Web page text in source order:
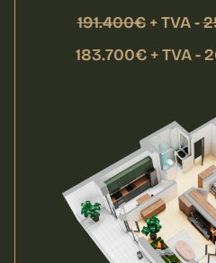
191.400€+ TVA -
183.700€ + TVA -